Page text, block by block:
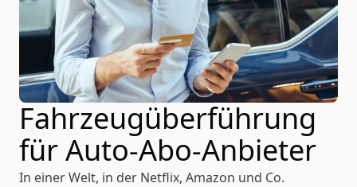
Fahrzeugüberführung
für Auto-Abo-Anbieter
In einer Welt, in der Netflix, Amazon und Co.